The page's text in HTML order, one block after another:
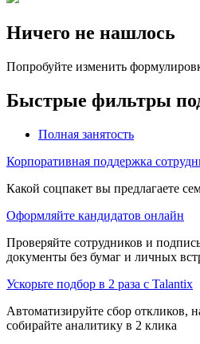
Ничего не нашлось
Попробуйте изменить
Быстрые фильтры
Полная занятость
Корпоративная поддержка
Какой соцпакет вы предлагаете
Оформляйте кандидатов онлайн
Проверяйте сотрудников и
документы без бумаг и личных
Ускорьте подбор в 2 раза с Talantix
Автоматизируйте сбор откликов,
собирайте аналитику в 2 клика